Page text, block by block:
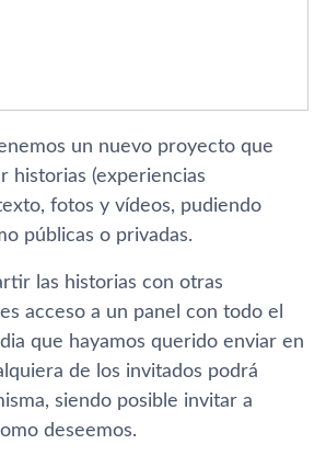
un nuevo proyecto que
historias (experiencias
fotos y ví­deos, pudiendo
públicas o privadas.
las historias con otras
acceso a un panel con todo el
que hayamos querido enviar en
de los invitados podrá
siendo posible invitar a
deseemos.